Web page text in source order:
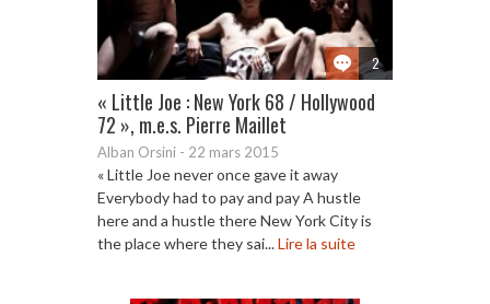
2
« Little Joe : New York 68 / Hollywood
72 », m.e.s. Pierre Maillet
Alban Orsini - 22 mars 2015
« Little Joe never once gave it away
Everybody had to pay and pay A hustle
here and a hustle there New York City is
the place where they sai...Lire la suite